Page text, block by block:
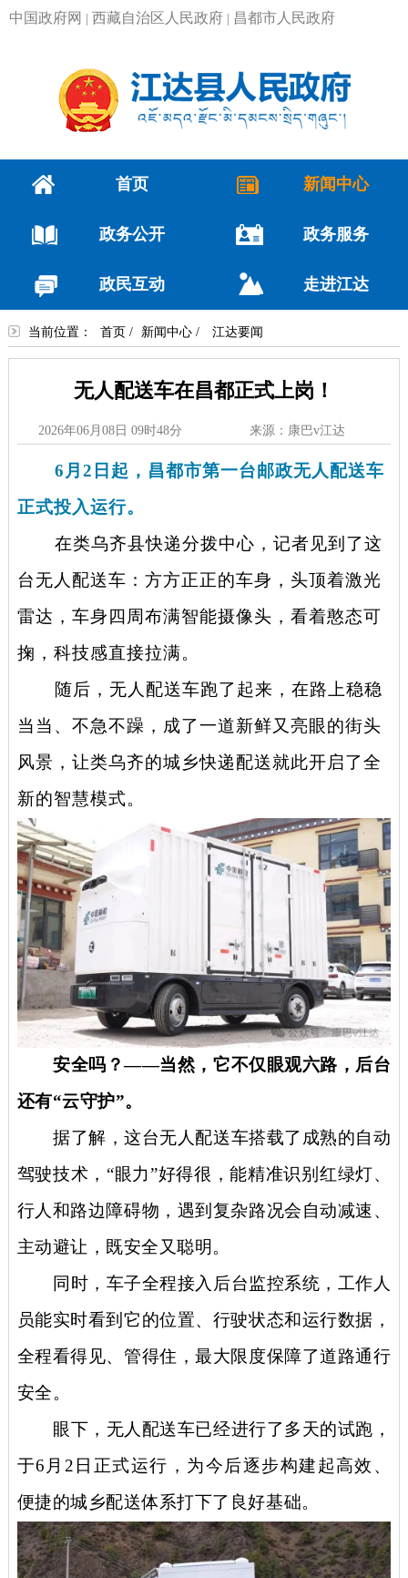
中国政府网 西藏自治区人民政府 昌都市人民政府
首页 新闻中心
政务公开 政务服务
政民互动 走进江达
当前位置： 首页 / 新闻中心/ 江达要闻
无人配送车在昌都正式上岗！
2026年06月08日 09时48分 来源：康巴v江达
6月2日起，昌都市第一台邮政无人配送车
正式投入运行。
在类乌齐县快递分拨中心，记者见到了这
台无人配送车 ：方方正正的车身，头顶着激光
雷达，车身四周布满智能摄像头，看着憨态可
掬，科技感直接拉满。
随后，无人配送车跑了起来，在路上稳稳
当当、不急不躁，成了一道新鲜又亮眼的街头
风景，让类乌齐的城乡快递配送就此开启了全
新的智慧模式。
安全吗？——当然，它不仅眼观六路，后台
还有“云守护”。
据了解，这台无人配送车搭载了成熟的自动
驾驶技术， “眼力”好得很，能精准识别红绿灯、
行人和路边障碍物，遇到复杂路况会自动减速、
主动避让，既安全又聪明。
同时，车子全程接入后台监控系统，工作人
员能实时看到它的位置、行驶状态和运行数据，
全程看得见、管得住，最大限度保障了道路通行
安全。
眼下，无人配送车已经进行了多天的试跑，
于6月2日正式运行，为今后逐步构建起高效、
便捷的城乡配送体系打下了良好基础。